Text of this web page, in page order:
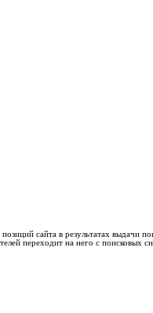
сайта в результатах выдачи
переходит на него с поисковых